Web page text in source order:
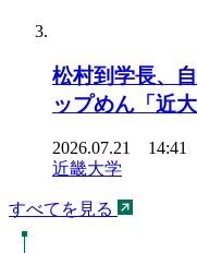
松村到学長、
ップめん「近
2026.07.21 14:41
近畿大学
すべてを見る